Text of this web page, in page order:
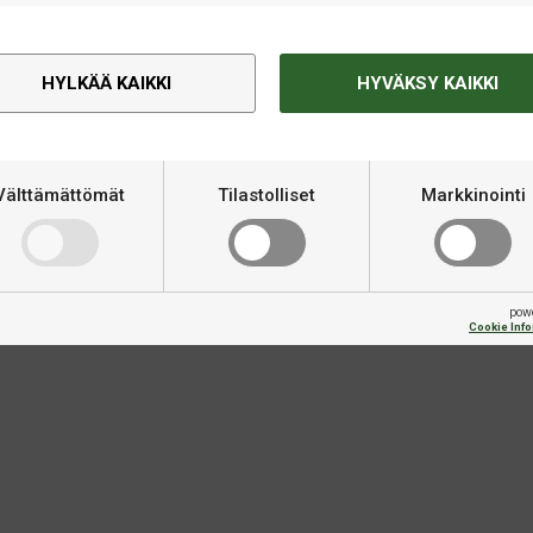
HYLKÄÄ KAIKKI HYVÄKSY KAIKKI
Tilastolliset Markkinointi
Cookie
jotka
Kovemmat pintaviilut
siirtyä hyökkäykseen,
Kategoria
Materiaali
Kontrolli